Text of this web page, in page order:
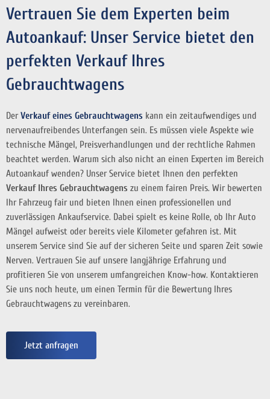
Vertrauen Sie dem Experten beim
Autoankauf: Unser Service bietet den
perfekten Verkauf Ihres
Gebrauchtwagens
DerVerkauf eines Gebrauchtwagens kann ein zeitaufwendiges und
nervenaufreibendes Unterfangen sein. Es müssen viele Aspekte wie
technische Mängel, Preisverhandlungen und der rechtliche Rahmen
beachtet werden. Warum sich also nicht an einen Experten im Bereich
Autoankauf wenden? Unser Service bietet Ihnen den perfekten
Verkauf Ihres Gebrauchtwagens zu einem fairen Preis. Wir bewerten
Ihr Fahrzeug fair und bieten Ihnen einen professionellen und
zuverlässigen Ankaufservice. Dabei spielt es keine Rolle, ob Ihr Auto
Mängel aufweist oder bereits viele Kilometer gefahren ist. Mit
unserem Service sind Sie auf der sicheren Seite und sparen Zeit sowie
Nerven. Vertrauen Sie auf unsere langjährige Erfahrung und
profitieren Sie von unserem umfangreichen Know-how. Kontaktieren
Sie uns noch heute, um einen Termin für die Bewertung Ihres
Gebrauchtwagens zu vereinbaren.
Jetzt anfragen